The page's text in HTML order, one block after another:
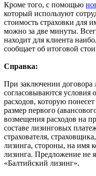
Кроме того, с помощью
который используют
стоимость страховки для
можно за две минуты.
находит для клиента
сообщает об итоговой
Справка:
При заключении договора
согласовываются условия
расходов, которую
размер первого
возмещения расходов на
составе лизинговых
страхователя,
лизинга, стороны, на имя
лизинга. Предложение не
«Балтийский лизинг».